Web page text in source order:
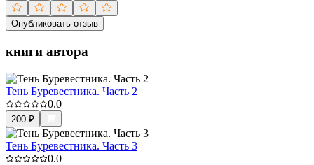
Опубликовать отзыв
книги автора
Тень Буревестника. Часть 2
0.0
200 ₽
Тень Буревестника. Часть 3
0.0